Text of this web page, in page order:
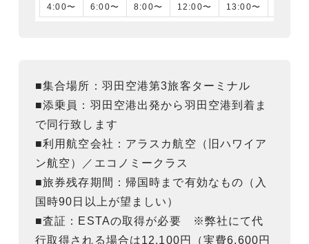
4:00〜 6:00〜 8:00〜 12:00〜 13:00〜
■集合場所：羽田空港第3旅客ターミナル
■添乗員：羽田空港出発から羽田空港到着ま
で同行致します
■利用航空会社：アラスカ航空（旧ハワイア
ン航空）／エコノミークラス
■旅券残存期間：帰国時まで有効なもの（入
国時90日以上が望ましい）
■査証：ESTAの取得が必要 ※弊社にて代
行取得される場合は12,100円（実費6,600円